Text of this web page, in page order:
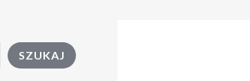
SZUKAJ
.s